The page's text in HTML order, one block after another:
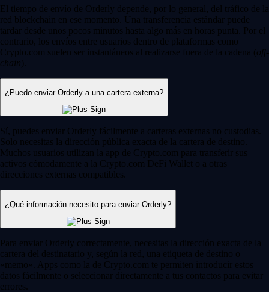
El tiempo de envío de Orderly depende, por lo general, del tráfico de la
red blockchain en ese momento. Una transferencia estándar puede
tardar desde unos pocos minutos hasta algo más en horas punta. Por el
contrario, los envíos entre usuarios dentro de plataformas como
Crypto.com suelen ser instantáneos al realizarse fuera de la cadena (off-
chain ).
¿Puedo enviar Orderly a una cartera externa?
Sí, puedes enviar Orderly fácilmente a carteras externas no custodias.
Solo necesitas la dirección pública exacta de la cartera de destino.
Muchos usuarios utilizan la app de Crypto.com para transferir sus
activos cómodamente a la Crypto.com DeFi Wallet o a otras
direcciones externas compatibles.
¿Qué información necesito para enviar Orderly?
Para enviar Orderly correctamente, necesitas la dirección exacta de la
cartera del destinatario y, según la red, una etiqueta de destino o
«memo». Apps como la de Crypto.com te permiten introducir estos
datos fácilmente o seleccionar directamente a tus contactos para evitar
errores.